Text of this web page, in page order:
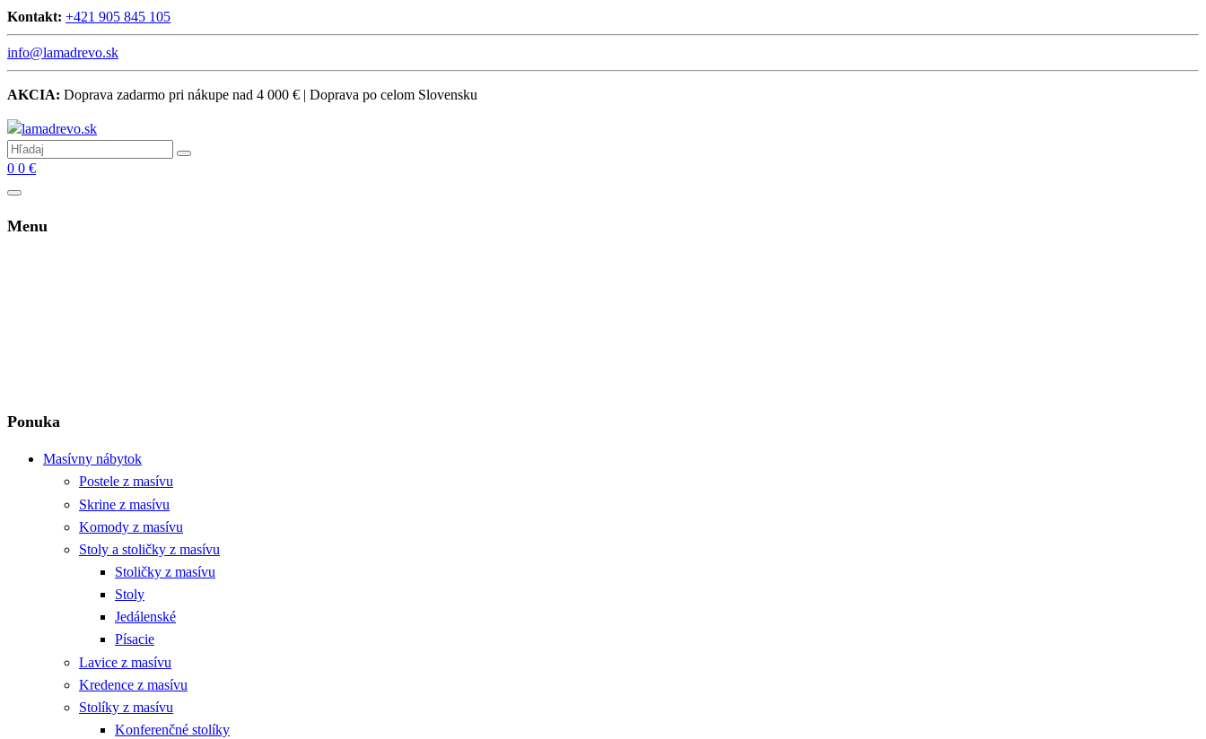
Kontakt: +421 905 845 105
info@lamadrevo.sk
AKCIA: Doprava zadarmo pri nákupe nad 4 000 € | Doprava po celom Slovensku
0 0 €
Menu
Ponuka
Masívny nábytok
Postele z masívu
Skrine z masívu
Komody z masívu
Stoly a stoličky z masívu
Stoličky z masívu
Stoly
Jedálenské
Písacie
Lavice z masívu
Kredence z masívu
Stolíky z masívu
Konferenčné stolíky